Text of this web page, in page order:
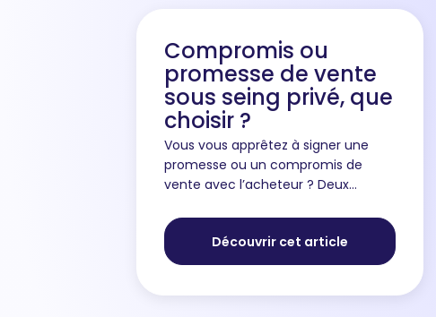
Compromis ou
promesse de vente
sous seing privé, que
choisir ?
Vous vous apprêtez à signer une
promesse ou un compromis de
vente avec l’acheteur ? Deux
l’aide d’un notaire ou rédiger l’avant-
contrat vous-même avec
l’acheteur....
Découvrir cet article